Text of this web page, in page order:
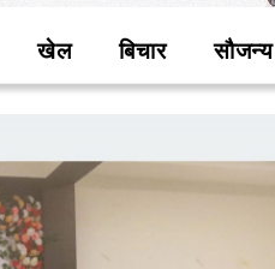
खेल बिचार सौजन्य